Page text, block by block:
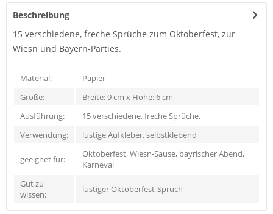
Beschreibung
15 verschiedene, freche Sprüche zum Oktoberfest, zur
Wiesn und Bayern-Parties.
Material:
Papier
Größe:
Breite: 9 cm x Höhe: 6 cm
Ausführung:
15 verschiedene, freche Sprüche.
Verwendung:
lustige Aufkleber, selbstklebend
geeignet für:
Oktoberfest, Wiesn-Sause, bayrischer Abend,
Karneval
Gut zu
wissen:
lustiger Oktoberfest-Spruch